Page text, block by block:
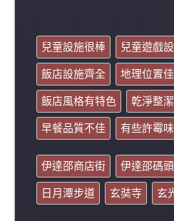
兒童設施很棒
兒童遊戲
飯店設施齊全
地理位置佳
飯店風格有特色
乾淨整潔
早餐品質不佳
有些許霉味
伊達邵商店街 伊達邵碼頭
日月潭步道
玄奘寺 玄